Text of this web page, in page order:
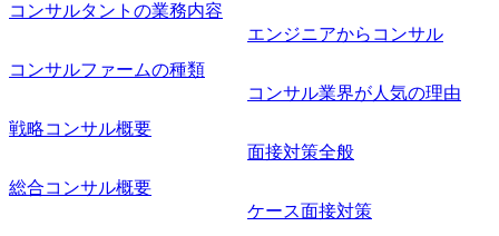
コンサルタントの業務内容
コンサルファームの種類
戦略コンサル概要
総合コンサル概要
エンジニアからコンサル
コンサル業界が人気の理由
面接対策全般
ケース面接対策